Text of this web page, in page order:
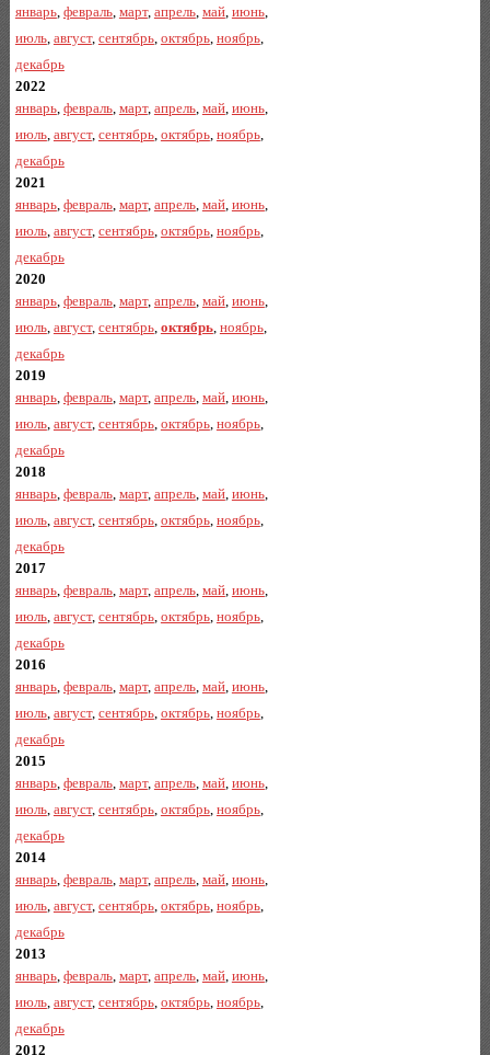
январь, февраль, март, апрель, май, июнь,
июль, август, сентябрь, октябрь, ноябрь,
декабрь
2022
январь, февраль, март, апрель, май, июнь,
июль, август, сентябрь, октябрь, ноябрь,
декабрь
2021
январь, февраль, март, апрель, май, июнь,
июль, август, сентябрь, октябрь, ноябрь,
декабрь
2020
январь, февраль, март, апрель, май, июнь,
июль, август, сентябрь, октябрь, ноябрь,
декабрь
2019
январь, февраль, март, апрель, май, июнь,
июль, август, сентябрь, октябрь, ноябрь,
декабрь
2018
январь, февраль, март, апрель, май, июнь,
июль, август, сентябрь, октябрь, ноябрь,
декабрь
2017
январь, февраль, март, апрель, май, июнь,
июль, август, сентябрь, октябрь, ноябрь,
декабрь
2016
январь, февраль, март, апрель, май, июнь,
июль, август, сентябрь, октябрь, ноябрь,
декабрь
2015
январь, февраль, март, апрель, май, июнь,
июль, август, сентябрь, октябрь, ноябрь,
декабрь
2014
январь, февраль, март, апрель, май, июнь,
июль, август, сентябрь, октябрь, ноябрь,
декабрь
2013
январь, февраль, март, апрель, май, июнь,
июль, август, сентябрь, октябрь, ноябрь,
декабрь
2012